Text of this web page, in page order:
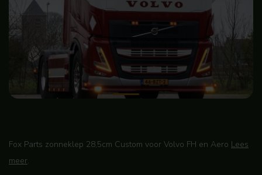
Fox Parts zonneklep 28,5cm Custom voor Volvo FH en Aero Lees
meer.